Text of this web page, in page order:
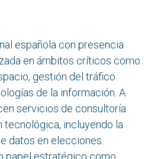
española con presencia
en ámbitos críticos como
gestión del tráfico
de la información. A
servicios de consultoría
incluyendo la
datos en elecciones.
papel estratégico como